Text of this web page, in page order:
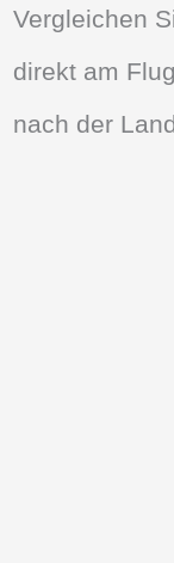
Vergleichen
direkt am
nach der